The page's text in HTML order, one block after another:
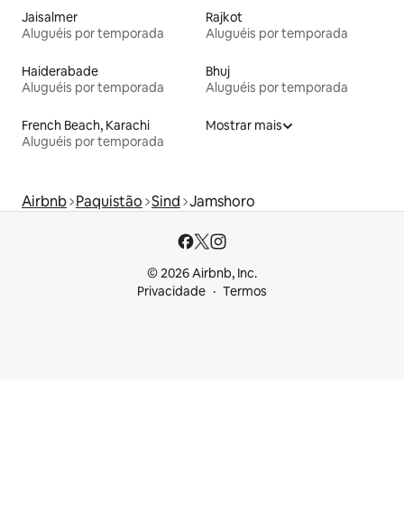
Jaisalmer
Aluguéis por temporada
Rajkot
Aluguéis por temporada
Haiderabade
Aluguéis por temporada
Bhuj
Aluguéis por temporada
French Beach, Karachi
Aluguéis por temporada
Mostrar mais
Airbnb Paquistão Sind Jamshoro
© 2026 Airbnb, Inc.
Privacidade
Termos